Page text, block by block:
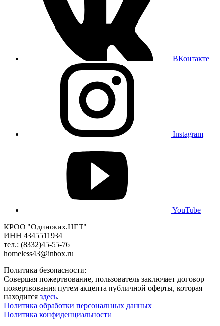
ВКонтакте
Instagram
YouTube
КРОО "Одиноких.НЕТ"
ИНН 4345511934
тел.: (8332)45-55-76
homeless43@inbox.ru
Политика безопасности:
Совершая пожертвование, пользователь заключает договор
пожертвования путем акцепта публичной оферты, которая
находится здесь.
Политика обработки персональных данных
Политика конфиденциальности